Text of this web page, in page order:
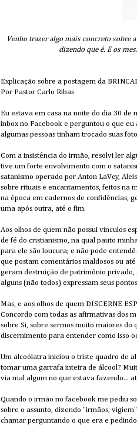
Venho trazer algo mais concreto sobre
dizendo que é. E os
Explicação sobre a postagem da
Por Pastor Carlo Ribas
Eu estava em casa na noite do dia 30
inbox no Facebook e perguntou o que
algumas pessoas tinham trocado suas
Com a insistência do irmão, resolvi ler
tive um forte envolvimento com o
satanismo operado por Anton LaVey,
sobre rituais e encantamentos, feitos na
na época em cadernos de confidências,
uma após outra, até o fim.
Aos olhos de quem não possui vínculos
de fé do cristianismo, na qual pauto
para ele são loucura; e não pode
que postam comentários maldosos ou
geram destruição de patrimônio privado,
alguns (não todos) expressam seus
Mas, e aos olhos de quem DISCERNE
Concordo com todas as afirmativas dos
sobre Si, sobre sermos muito maiores
discernimento para entender como isso
Um alcoólatra iniciou o triste quadro de
tomar uma garrafa inteira de álcool?
via mal algum no que estava fazendo...
Quando o irmão no facebook me pediu
sobre o assunto, dizendo "irmãos,
chamar perguntando o que era e